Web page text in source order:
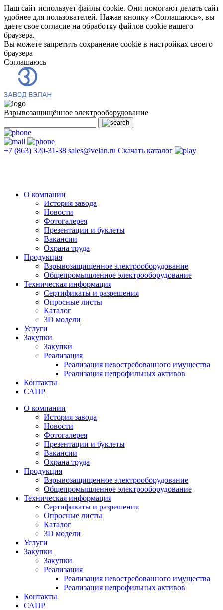
Наш сайт использует файлы cookie. Они помогают делать сайт
удобнее для пользователей. Нажав кнопку «Соглашаюсь», вы
даете свое согласие на обработку файлов cookie вашего
браузера.
Вы можете запретить сохранение cookie в настройках своего
браузера
Соглашаюсь
Взрывозащищённое электрооборудование
+7 (863) 320-31-38 sales@velan.ru Скачать каталог
О компании
История завода
Новости
Фотогалерея
Презентации и буклеты
Вакансии
Охрана труда
Продукция
Взрывозащищенное электрооборудование
Общепромышленное электрооборудование
Техническая информация
Сертификаты и разрешения
Опросные листы
Каталог
3D модели
Услуги
Закупки
Закупки
Реализация
Реализация невостребованного имущества
Реализация непрофильных активов
Контакты
САПР
О компании
История завода
Новости
Фотогалерея
Презентации и буклеты
Вакансии
Охрана труда
Продукция
Взрывозащищенное электрооборудование
Общепромышленное электрооборудование
Техническая информация
Сертификаты и разрешения
Опросные листы
Каталог
3D модели
Услуги
Закупки
Закупки
Реализация
Реализация невостребованного имущества
Реализация непрофильных активов
Контакты
САПР